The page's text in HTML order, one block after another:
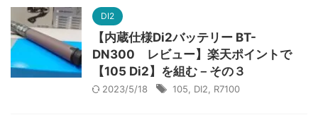
DI2
【内蔵仕様Di2バッテリー BT-
DN300 レビュー】楽天ポイントで
【105 Di2】を組む－その３
2023/5/18 105 DI2 R7100